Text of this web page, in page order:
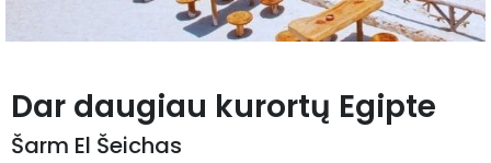
Dar daugiau kurortų Egipte
Šarm El Šeichas